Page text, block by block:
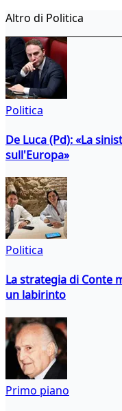
Altro di Politica
Politica
De Luca (Pd): «La
sull'Europa»
Politica
La strategia di Conte
un labirinto
Primo piano